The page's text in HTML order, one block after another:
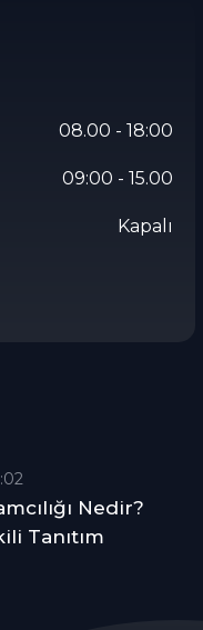
08.00 - 18:00
09:00 - 15.00
Kapalı
Nedir?
Tanıtım